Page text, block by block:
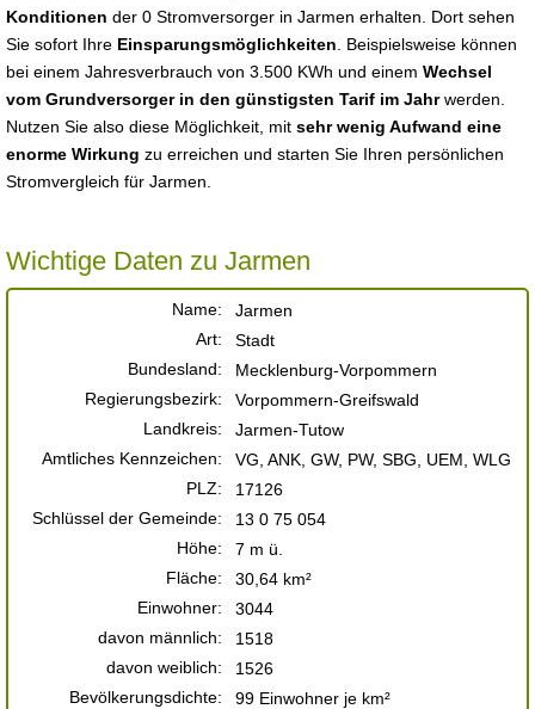
Konditionen der 0 Stromversorger in Jarmen erhalten. Dort sehen
Sie sofort Ihre Einsparungsmöglichkeiten . Beispielsweise können
bei einem Jahresverbrauch von 3.500 KWh und einem Wechsel
vom Grundversorger in den günstigsten Tarif im Jahrwerden.
Nutzen Sie also diese Möglichkeit, mit sehr wenig Aufwand eine
enorme Wirkung zu erreichen und starten Sie Ihren persönlichen
Stromvergleich für Jarmen.
Wichtige Daten zu Jarmen
Name:
Jarmen
Art:
Stadt
Bundesland:
Mecklenburg-Vorpommern
Regierungsbezirk:
Vorpommern-Greifswald
Landkreis:
Jarmen-Tutow
Amtliches Kennzeichen:
VG, ANK, GW, PW, SBG, UEM, WLG
PLZ:
17126
Schlüssel der Gemeinde:
13 0 75 054
Höhe:
7 m ü.
Fläche:
30,64 km²
Einwohner:
3044
davon männlich:
1518
davon weiblich:
1526
Bevölkerungsdichte:
99 Einwohner je km²